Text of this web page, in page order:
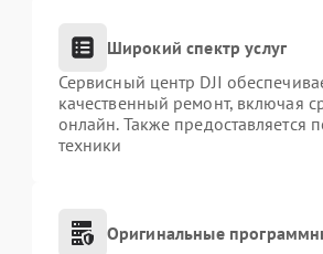
Широкий спектр услуг
Сервисный центр DJI
качественный ремонт, включая
онлайн. Также предоставляется
техники
Оригинальные